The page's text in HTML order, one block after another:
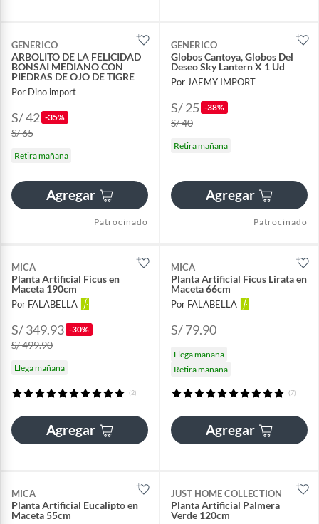
GENERICO
ARBOLITO DE LA FELICIDAD
BONSAI MEDIANO CON
PIEDRAS DE OJO DE TIGRE
Por Dino import
S/ 42 -35%
S/ 65
Retira mañana
Agregar
Patrocinado
GENERICO
Globos Cantoya, Globos Del
Deseo Sky Lantern X 1 Ud
Por JAEMY IMPORT
S/ 25 -38%
S/ 40
Retira mañana
Agregar
Patrocinado
MICA
Planta Artificial Ficus en
Maceta 190cm
Por FALABELLA
S/ 349.93 -30%
S/ 499.90
Llega mañana
(2)
Agregar
MICA
Planta Artificial Ficus Lirata en
Maceta 66cm
Por FALABELLA
S/ 79.90
Llega mañana
Retira mañana
(7)
Agregar
MICA
Planta Artificial Eucalipto en
Maceta 55cm
JUST HOME COLLECTION
Planta Artificial Palmera
Verde 120cm